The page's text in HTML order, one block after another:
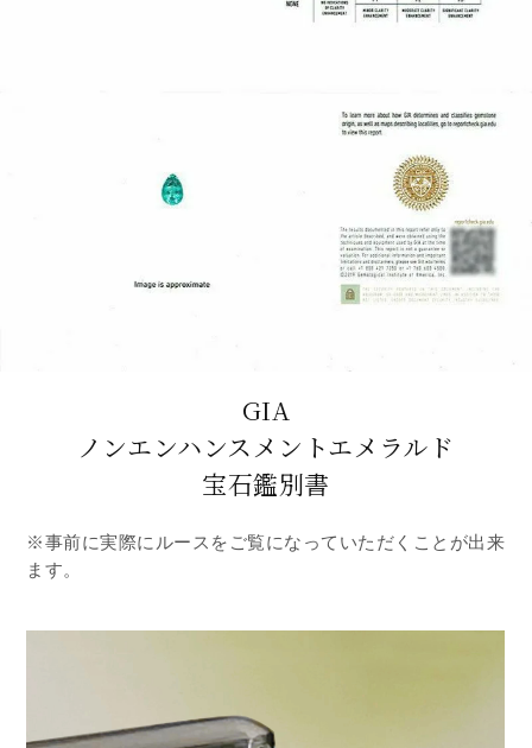
GIA
ノンエンハンスメントエメラルド
宝石鑑別書
※事前に実際にルースをご覧になっていただくことが出来
ます。